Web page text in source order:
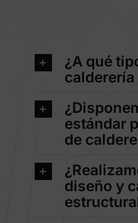
¿A qué
estándar
de
diseño y